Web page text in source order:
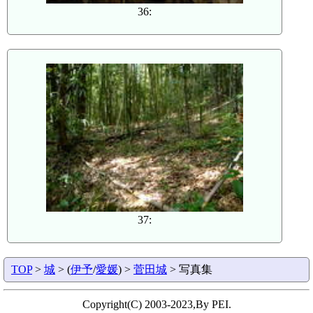
36:
37:
TOP> 城 > (伊予/愛媛) > 菅田城 > 写真集
Copyright(C) 2003-2023,By PEI.